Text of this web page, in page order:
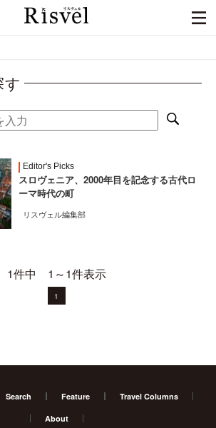
す
Editor's Picks
スロヴェニア、2000年目を記念する古代ロ
ーマ時代の町
リスヴェル編集部
1件中 1～1件表示
1
Search Feature Travel Columns
About